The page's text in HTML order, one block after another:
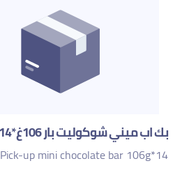
بك اب ميني شوكوليت بار 106غ*14
Pick-up mini chocolate bar 106g*14